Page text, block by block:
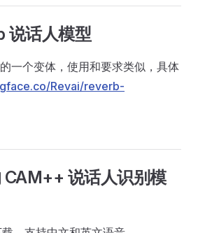
说话人模型
一个变体，使用和要求类似，具体
Revai/reverb-
CAM++ 说话人识别模